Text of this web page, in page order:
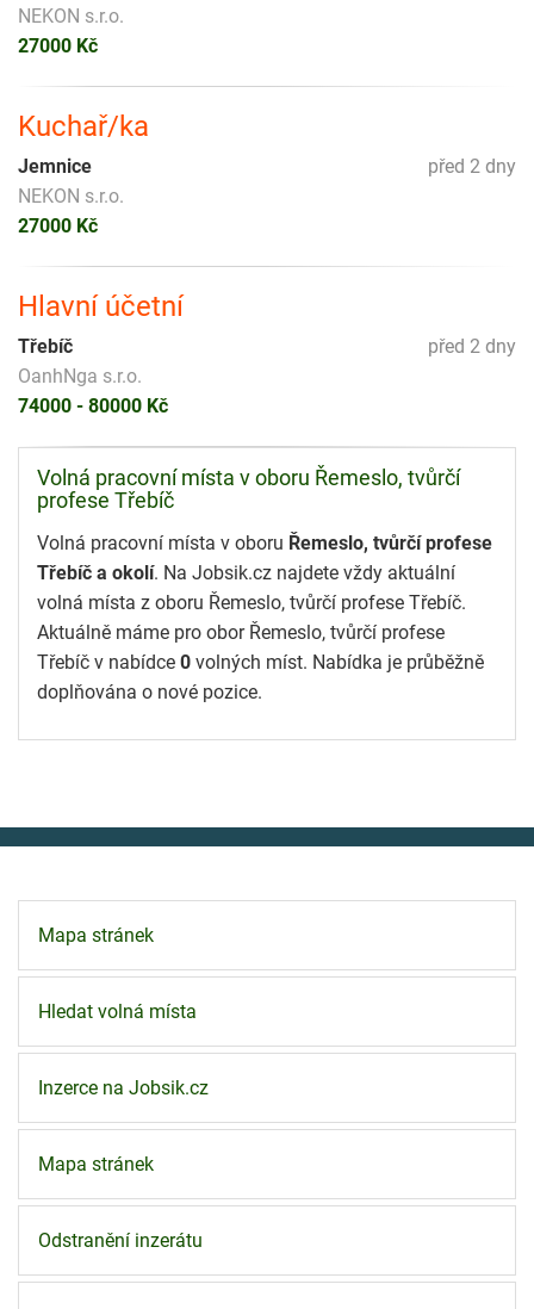
NEKON s.r.o.
27000 Kč
Kuchař/ka
před 2 dny
Jemnice
NEKON s.r.o.
27000 Kč
Hlavní účetní
před 2 dny
Třebíč
OanhNga s.r.o.
74000 - 80000 Kč
Volná pracovní místa v oboru Řemeslo, tvůrčí
profese Třebíč
Volná pracovní místa v oboru Řemeslo, tvůrčí profese
Třebíč a okolí. Na Jobsik.cz najdete vždy aktuální
volná místa z oboru Řemeslo, tvůrčí profese Třebíč.
Aktuálně máme pro obor Řemeslo, tvůrčí profese
Třebíč v nabídce 0 volných míst. Nabídka je průběžně
doplňována o nové pozice.
Mapa stránek
Hledat volná místa
Inzerce na Jobsik.cz
Mapa stránek
Odstranění inzerátu